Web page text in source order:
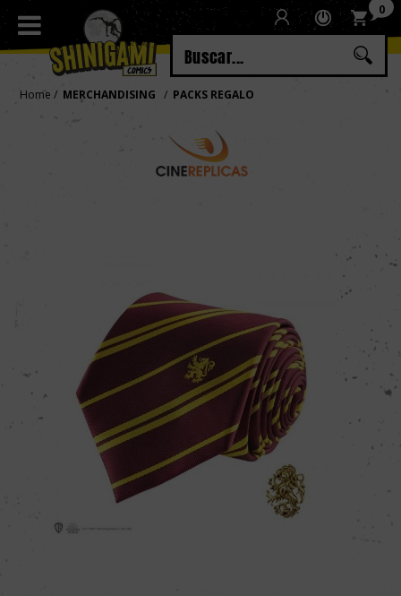
Regístrate
Iniciar sesión 0
Home MERCHANDISING PACKS REGALO